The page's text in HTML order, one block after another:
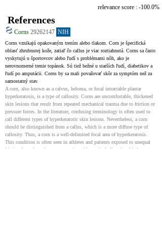
relevance score : -100.0%
References
Corns 29262147 NIH
Corns vznikajú opakovaným trením alebo tlakom. Corn je špecifická
oblasť zhrubnutej kože, zatiaľ čo callus je viac roztiahnutá. Corns sa často
vyskytujú u športovcov alebo ľudí s problémami nôh, ako je
nerovnomerné trenie topánok. Sú tiež bežné u starších ľudí, diabetikov a
ľudí po amputácii. Corns by sa mali považovať skôr za symptóm než za
samostatný stav.
A corn, also known as a calvus, heloma, or focal intractable plantar
hyperkeratosis, is a type of callosity. Corns are uncomfortable, thickened
skin lesions that result from repeated mechanical trauma due to friction or
pressure forces. In the literature, confusing terminology is often used to
call different types of hyperkeratotic skin lesions. Nevertheless, a corn
should be distinguished from a callus, which is a more diffuse type of
callosity. Thus, a corn is a well-delimited focal area of hyperkeratosis.
This condition is often seen in athletes and patients exposed to unequal
friction force from footwear or gait problems, including the elderly,